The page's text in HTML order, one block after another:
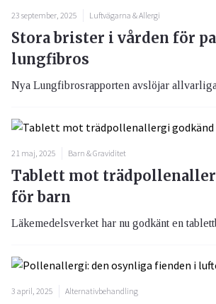
23 september, 2025 Luftvägarna & Allergi
Stora brister i vården för
lungfibros
Nya Lungfibrosrapporten avslöjar
21 maj, 2025 Barn & Graviditet
Tablett mot
för barn
Läkemedelsverket har nu godkänt en
3 april, 2025 Alternativbehandling